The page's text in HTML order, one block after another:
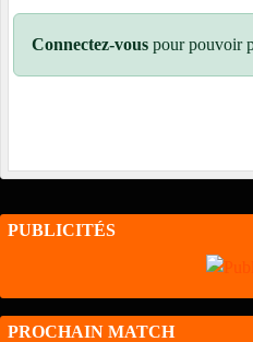
Connectez-vous pour pouvoir
PUBLICITÉS
PROCHAIN MATCH